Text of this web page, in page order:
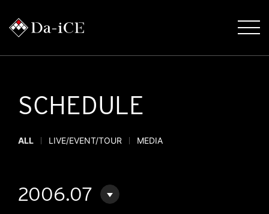
SCHEDULE
ALL LIVE/EVENT/TOUR MEDIA
2006.07